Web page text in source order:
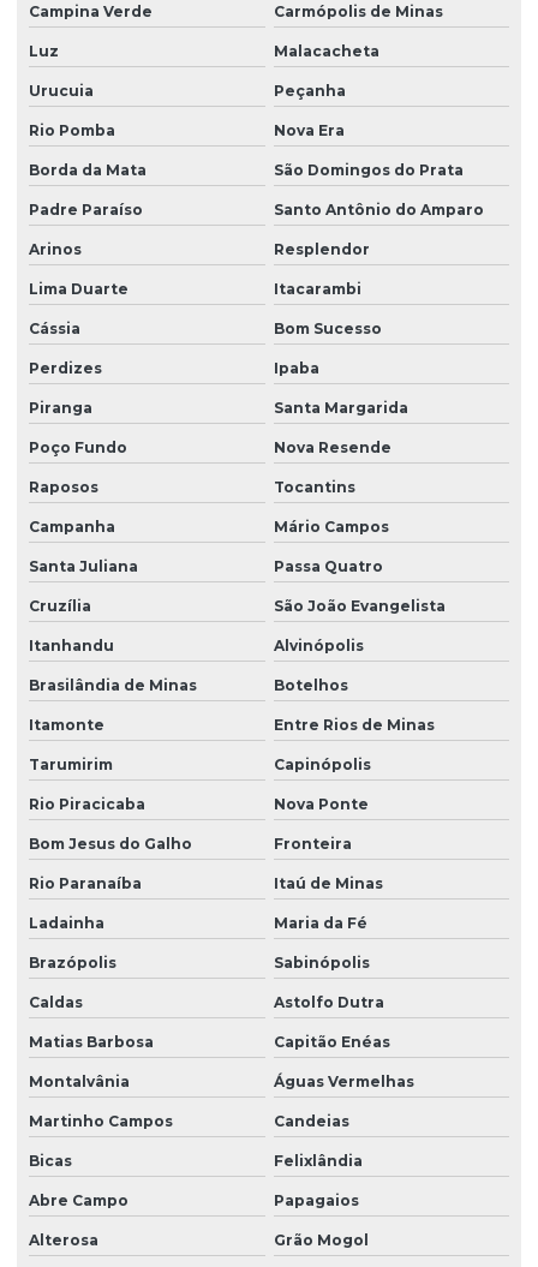
Campina Verde Carmópolis de Minas
Luz Malacacheta
Urucuia Peçanha
Rio Pomba Nova Era
Borda da Mata São Domingos do Prata
Padre Paraíso Santo Antônio do Amparo
Arinos Resplendor
Lima Duarte Itacarambi
Cássia Bom Sucesso
Perdizes Ipaba
Piranga Santa Margarida
Poço Fundo Nova Resende
Raposos Tocantins
Campanha Mário Campos
Santa Juliana Passa Quatro
Cruzília São João Evangelista
Itanhandu Alvinópolis
Brasilândia de Minas Botelhos
Itamonte Entre Rios de Minas
Tarumirim Capinópolis
Rio Piracicaba Nova Ponte
Bom Jesus do Galho Fronteira
Rio Paranaíba Itaú de Minas
Ladainha Maria da Fé
Brazópolis Sabinópolis
Caldas Astolfo Dutra
Matias Barbosa Capitão Enéas
Montalvânia Águas Vermelhas
Martinho Campos Candeias
Bicas Felixlândia
Abre Campo Papagaios
Alterosa Grão Mogol